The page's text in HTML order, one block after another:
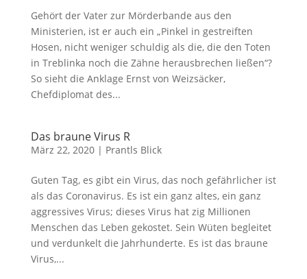
Gehört der Vater zur Mörderbande aus den
Ministerien, ist er auch ein „Pinkel in gestreiften
Hosen, nicht weniger schuldig als die, die den Toten
in Treblinka noch die Zähne herausbrechen ließen“?
So sieht die Anklage Ernst von Weizsäcker,
Chefdiplomat des...
Das braune Virus R
März 22, 2020| Prantls Blick
Guten Tag, es gibt ein Virus, das noch gefährlicher ist
als das Coronavirus. Es ist ein ganz altes, ein ganz
aggressives Virus; dieses Virus hat zig Millionen
Menschen das Leben gekostet. Sein Wüten begleitet
und verdunkelt die Jahrhunderte. Es ist das braune
Virus,...